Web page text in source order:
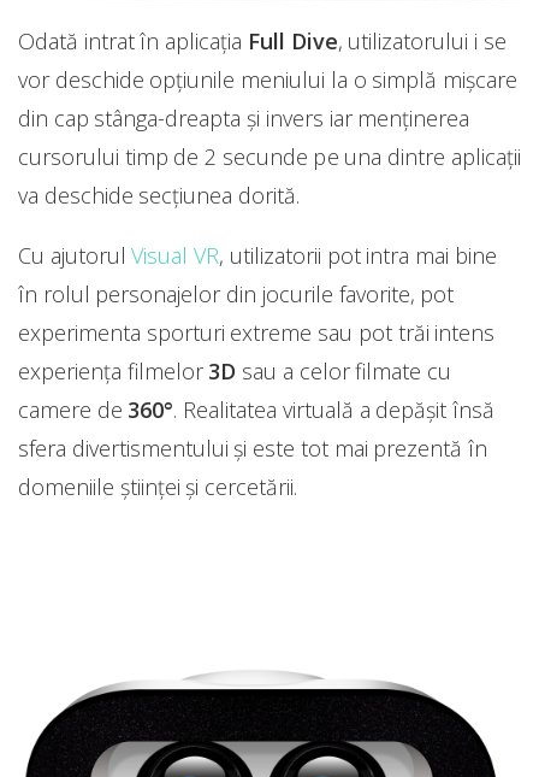
Odată intrat în aplicația Full Dive, utilizatorului i se
vor deschide opțiunile meniului la o simplă mișcare
din cap stânga-dreapta și invers iar menținerea
cursorului timp de 2 secunde pe una dintre aplicații
va deschide secțiunea dorită.
Cu ajutorulVisual VR, utilizatorii pot intra mai bine
în rolul personajelor din jocurile favorite, pot
experimenta sporturi extreme sau pot trăi intens
experiența filmelor3D sau a celor filmate cu
camere de 360°. Realitatea virtuală a depășit însă
sfera divertismentului și este tot mai prezentă în
domeniile științei și cercetării.